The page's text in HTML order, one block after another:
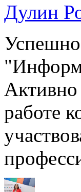
Дулин
Активно
работе